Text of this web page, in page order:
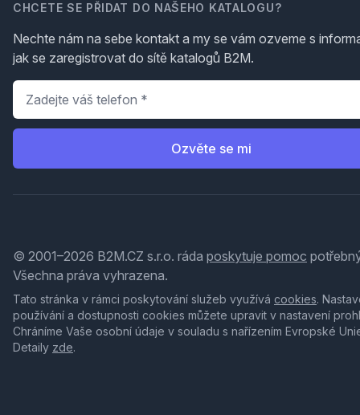
CHCETE SE PŘIDAT DO NAŠEHO KATALOGU?
Nechte nám na sebe kontakt a my se vám ozveme s
jak se zaregistrovat do sítě katalogů B2M.
Telefon
Ozvěte se mi
© 2001–2026 B2M.CZ s.r.o. ráda poskytuje pomoc
Všechna práva vyhrazena.
Tato stránka v rámci poskytování služeb využívá cookies.
používání a dostupnosti cookies můžete upravit v nastavení
Chráníme Vaše osobní údaje v souladu s nařízením Evropské
Detaily zde.